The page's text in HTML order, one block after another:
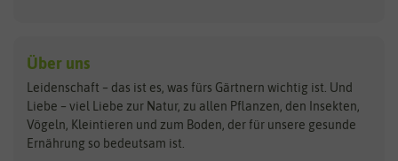
Kräutersamen
Obstsamen
Pilzbrut
Rasensamen
Steckzwiebeln
Benary
Bingenheimer Saatgut
BioBalu
Bionana
Dürr-Samen
elho
Über uns
Leidenschaft – das ist es, was fürs Gärtnern wichtig ist. Und
Liebe – viel Liebe zur Natur, zu allen Pflanzen, den Insekten,
Vögeln, Kleintieren und zum Boden, der für unsere gesunde
Ernährung so bedeutsam ist.